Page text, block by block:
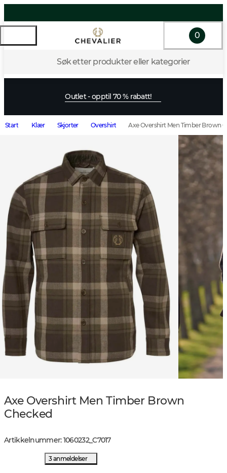
Søk etter produkter eller kategorier
0
Outlet - opptil 70 % rabatt!
Start Klær Skjorter Overshirt Axe Overshirt Men Timber Brown
Axe Overshirt Men Timber Brown
Checked
Artikkelnummer:1060232_C7017
3 anmeldelser